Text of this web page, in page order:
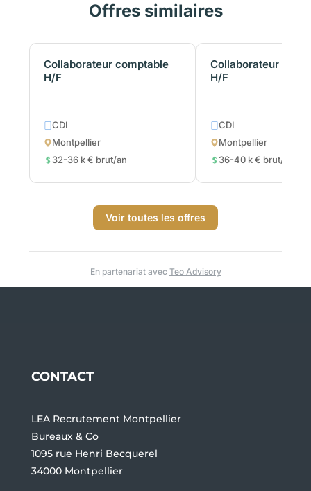
Offres similaires
Collaborateur comptable
H/F
CDI
Montpellier
32-36 k € brut/an
Collaborateur
H/F
CDI
Montpellier
36-40 k € brut/an
Voir toutes les offres
En partenariat avec Teo Advisory
CONTACT
LEA Recrutement Montpellier
Bureaux & Co
1095 rue Henri Becquerel
34000 Montpellier